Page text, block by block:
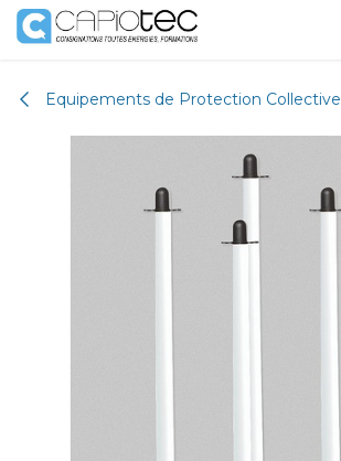
Se rendre au contenu
Equipements de Protection Collective